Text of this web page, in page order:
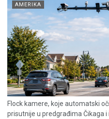
AMERIKA
Flock kamere, koje automatski
prisutnije u predgrađima Čikaga